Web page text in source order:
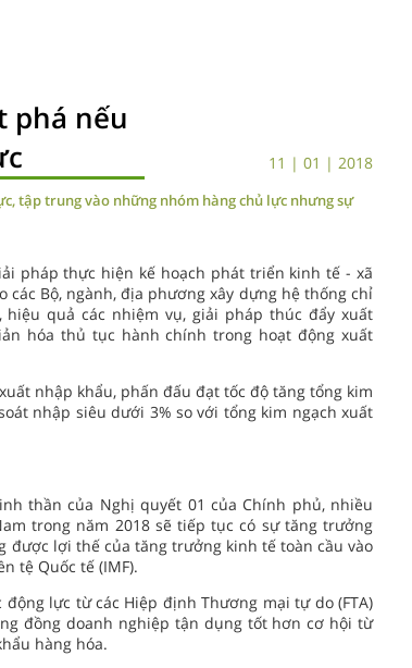
phá nếu
11 | 01 | 2018
tập trung vào những nhóm hàng chủ lực nhưng sự
pháp thực hiện kế hoạch phát triển kinh tế - xã
các Bộ, ngành, địa phương xây dựng hệ thống chỉ
quả các nhiệm vụ, giải pháp thúc đẩy xuất
hóa thủ tục hành chính trong hoạt động xuất
nhập khẩu, phấn đấu đạt tốc độ tăng tổng kim
nhập siêu dưới 3% so với tổng kim ngạch xuất
thần của Nghị quyết 01 của Chính phủ, nhiều
trong năm 2018 sẽ tiếp tục có sự tăng trưởng
được lợi thế của tăng trưởng kinh tế toàn cầu vào
tệ Quốc tế (IMF).
lực từ các Hiệp định Thương mại tự do (FTA)
đồng doanh nghiệp tận dụng tốt hơn cơ hội từ
hàng hóa.